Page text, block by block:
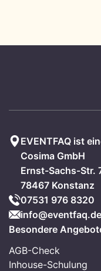
EVENTFAQ ist
Cosima GmbH
Ernst-Sachs-Str.
78467 Konstanz
07531 976 8320
info@eventfaq.de
Besondere
AGB-Check
Inhouse-Schulung